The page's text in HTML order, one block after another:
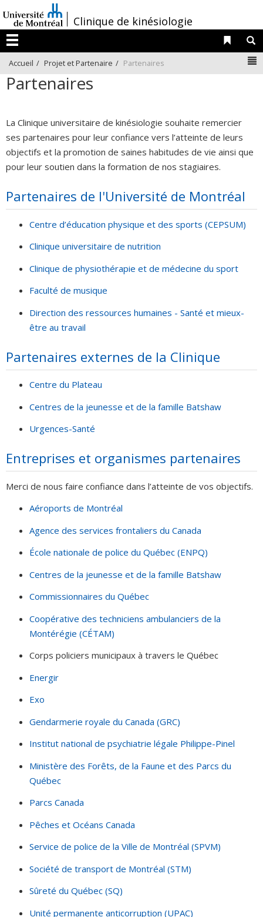
au
contenu
/
Clinique de kinésiologie
Menu
Liens
Accueil Projet et Partenaire Partenaires
Partenaires
La Clinique universitaire de kinésiologie souhaite remercier
ses partenaires pour leur confiance vers l’atteinte de leurs
objectifs et la promotion de saines habitudes de vie ainsi que
pour leur soutien dans la formation de nos stagiaires.
Partenaires de l'Université de Montréal
Centre d’éducation physique et des sports (CEPSUM)
Clinique universitaire de nutrition
Clinique de physiothérapie et de médecine du sport
Faculté de musique
Direction des ressources humaines - Santé et mieux-
être au travail
Partenaires externes de la Clinique
Centre du Plateau
Centres de la jeunesse et de la famille Batshaw
Urgences-Santé
Entreprises et organismes partenaires
Merci de nous faire confiance dans l’atteinte de vos objectifs.
Aéroports de Montréal
Agence des services frontaliers du Canada
École nationale de police du Québec (ENPQ)
Centres de la jeunesse et de la famille Batshaw
Commissionnaires du Québec
Coopérative des techniciens ambulanciers de la
Montérégie (CÉTAM)
Corps policiers municipaux à travers le Québec
Energir
Exo
Gendarmerie royale du Canada (GRC)
Institut national de psychiatrie légale Philippe-Pinel
Ministère des Forêts, de la Faune et des Parcs du
Québec
Parcs Canada
Pêches et Océans Canada
Service de police de la Ville de Montréal (SPVM)
Société de transport de Montréal (STM)
Sûreté du Québec (SQ)
Unité permanente anticorruption (UPAC)